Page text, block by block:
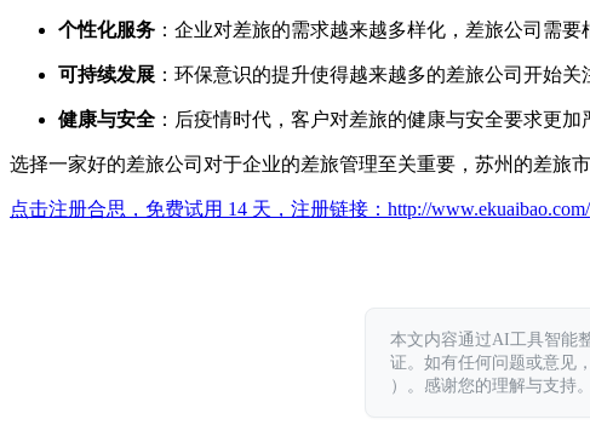
个性化服务 ：企业对差旅的需求越来越多样化，差旅公司需
可持续发展 ：环保意识的提升使得越来越多的差旅公司开始
健康与安全 ：后疫情时代，客户对差旅的健康与安全要求更
选择一家好的差旅公司对于企业的差旅管理至关重要，苏州的差旅
点击注册合思，免费试用 14 天，注册链接： http://www.ekuaibao.com/
本文内容通过AI工具智能
证。如有任何问题或意见
）。感谢您的理解与支持。